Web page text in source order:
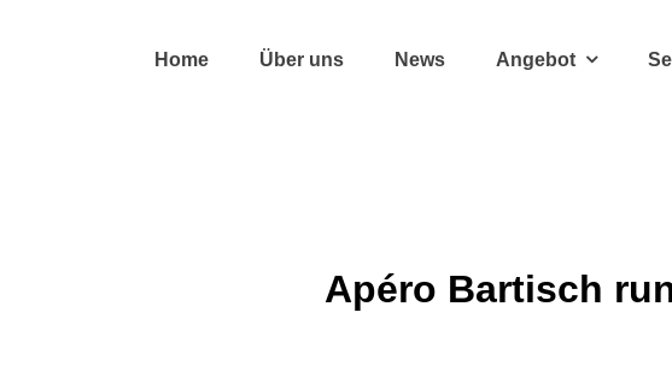
Home Über uns News Angebot
Apéro Bartisch